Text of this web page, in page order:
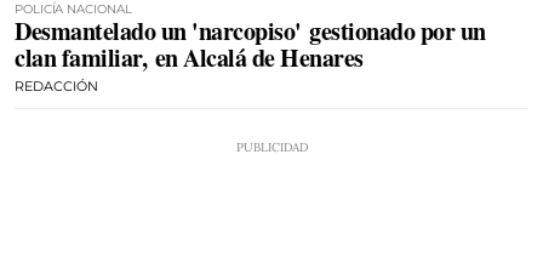
POLICÍA NACIONAL
Desmantelado un 'narcopiso' gestionado por un
clan familiar, en Alcalá de Henares
REDACCIÓN